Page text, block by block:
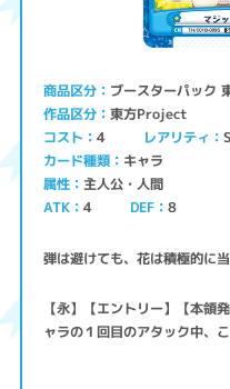
商品区分 ブースターパック
作品区分 東方Project
コスト 4 レアリティ
カード種類 キャラ
属性 主人公・人間
ATK 4 DEF 8
弾は避けても、花は積極的に
【永】【エントリー】【本領
ャラの１回目のアタック中、